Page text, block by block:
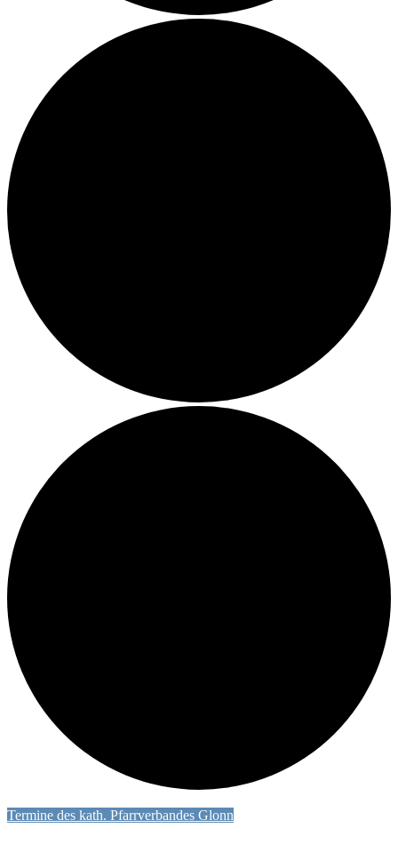
Termine des kath. Pfarrverbandes Glonn